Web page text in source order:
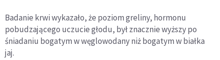
Badanie krwi wykazało, że poziom greliny, hormonu
pobudzającego uczucie głodu, był znacznie wyższy po
śniadaniu bogatym w węglowodany niż bogatym w białka
jaj.